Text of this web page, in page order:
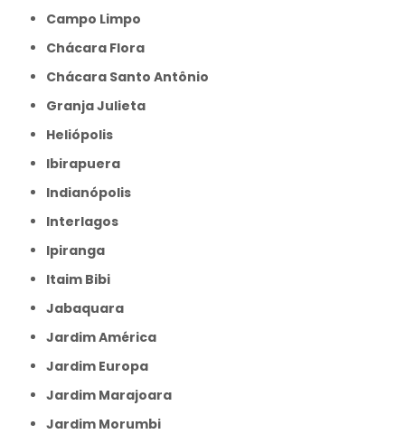
Campo Limpo
Chácara Flora
Chácara Santo Antônio
Granja Julieta
Heliópolis
Ibirapuera
Indianópolis
Interlagos
Ipiranga
Itaim Bibi
Jabaquara
Jardim América
Jardim Europa
Jardim Marajoara
Jardim Morumbi